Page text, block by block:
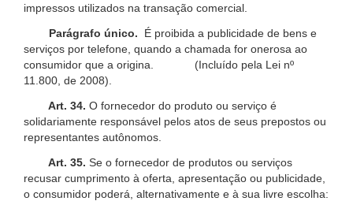
impressos utilizados na transação comercial.
Parágrafo único.
É proibida a publicidade de bens e
serviços por telefone, quando a chamada for onerosa ao
consumidor que a origina. (Incluído pela Lei nº
11.800, de 2008).
Art. 34. O fornecedor do produto ou serviço é
solidariamente responsável pelos atos de seus prepostos ou
representantes autônomos.
Art. 35. Se o fornecedor de produtos ou serviços
recusar cumprimento à oferta, apresentação ou publicidade,
o consumidor poderá, alternativamente e à sua livre escolha: